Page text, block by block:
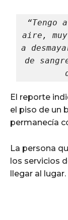
“Tengo
aire,
a
de
El reporte
el piso de un
permanecía
La persona
los servicios
llegar al lugar.